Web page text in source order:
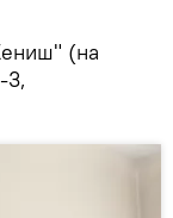
(на
3,